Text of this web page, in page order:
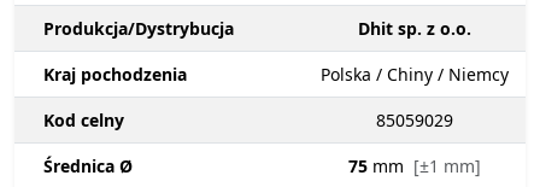
Produkcja/Dystrybucja
Dhit sp. z o.o.
Kraj pochodzenia
Polska / Chiny / Niemcy
Kod celny
85059029
Średnica Ø
75 mm [±1 mm]